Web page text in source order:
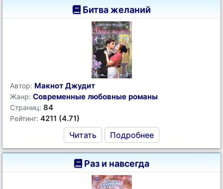
Битва желаний
Автор: Макнот Джудит
Жанр: Современные любовные романы
Страниц: 84
Рейтинг: 4211 (4.71)
Читать Подробнее
Раз и навсегда